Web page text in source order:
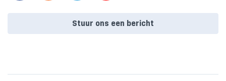
Stuur ons een bericht